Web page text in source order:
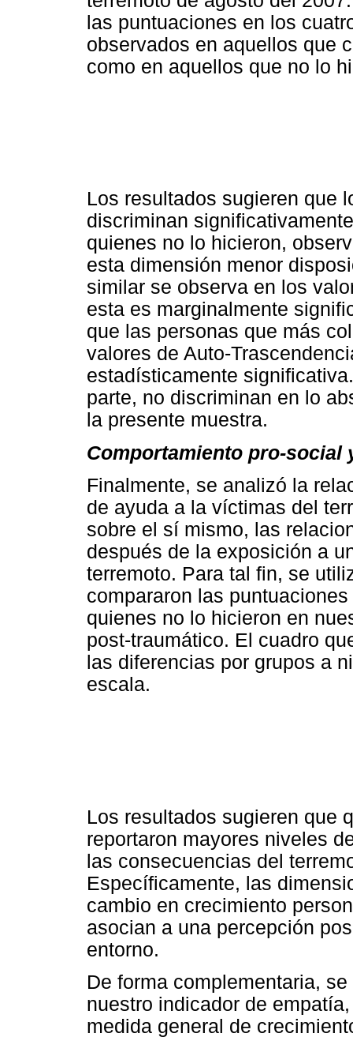
las puntuaciones en los
observados en aquellos que
como en aquellos que no lo
Los resultados sugieren que
discriminan
quienes no lo hicieron,
esta dimensión menor
similar se observa en los
esta es marginalmente
que las personas que más
valores de Auto-
estadísticamente
parte, no discriminan en lo
la presente muestra.
Comportamiento pro-
Finalmente, se analizó la
de ayuda a la víctimas del
sobre el sí mismo, las
después de la exposición a
terremoto. Para tal fin, se
compararon las
quienes no lo hicieron en
post-traumático. El cuadro
las diferencias por grupos a
escala.
Los resultados sugieren que
reportaron mayores niveles
las consecuencias del
Específicamente, las
cambio en crecimiento
asocian a una percepción
entorno.
De forma complementaria,
nuestro indicador de
medida general de